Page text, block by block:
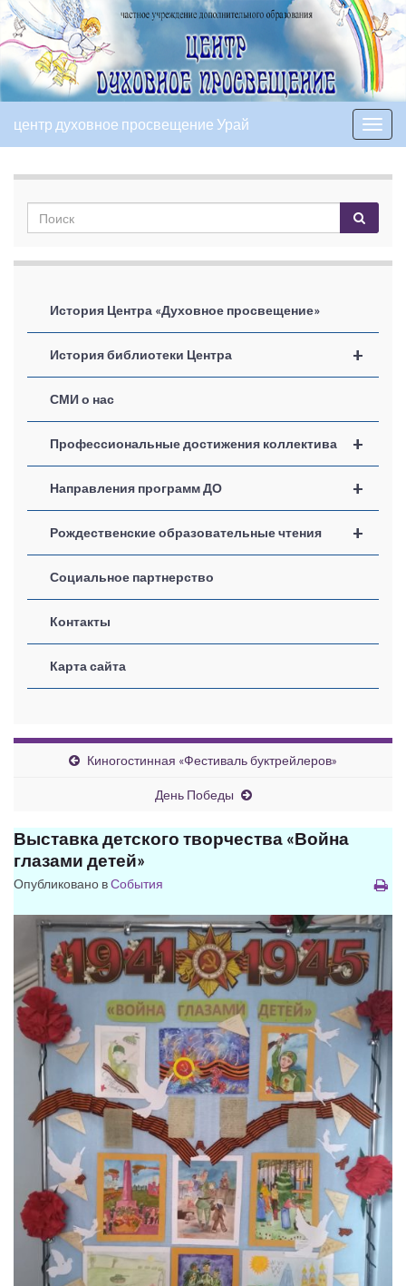
Вкл/
выкл
центр духовное просвещение Урай
История Центра «Духовное просвещение»
+
История библиотеки Центра
СМИ о нас
+
Профессиональные достижения коллектива
+
Направления программ ДО
+
Рождественские образовательные чтения
Социальное партнерство
Контакты
Карта сайта
Киногостинная «Фестиваль буктрейлеров»
День Победы
Выставка детского творчества «Война
глазами детей»
Опубликовано вСобытия